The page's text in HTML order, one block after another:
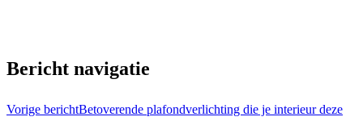
Bericht navigatie
Vorige berichtBetoverende plafondverlichting die je interieur deze